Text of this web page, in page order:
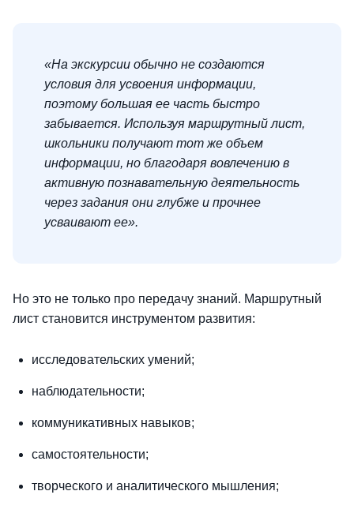
«На экскурсии обычно не создаются
условия для усвоения информации,
поэтому большая ее часть быстро
забывается. Используя маршрутный лист,
школьники получают тот же объем
информации, но благодаря вовлечению в
активную познавательную деятельность
через задания они глубже и прочнее
усваивают ее».
Но это не только про передачу знаний. Маршрутный
лист становится инструментом развития:
исследовательских умений;
наблюдательности;
коммуникативных навыков;
самостоятельности;
творческого и аналитического мышления;